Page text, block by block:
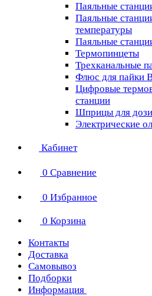
Паяльные
Паяльные
температуры
Паяльные
Термопинцеты
Трехканальные
Флюс для пайки
Цифровые
станции
Шприцы для
Электрические
Кабинет
0 Сравнение
0 Избранное
0 Корзина
Контакты
Доставка
Самовывоз
Подборки
Информация